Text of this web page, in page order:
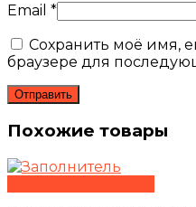
Email *
Сохранить моё имя,
браузере для
Похожие товары